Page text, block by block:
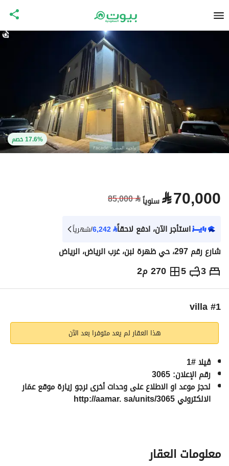
17.6% خصم
⃁70,000 سنوياً⃁
85,000
استأجر الآن، ادفع لاحقاً⃁
6,242/شهرياً
شارع رقم 297، حي ظهرة لبن، غرب الرياض، الرياض
3
5 270 م2 ⃁
70,000سنوياً
الإعلان
villa #1
هذا العقار لم يعد متوفرا بعد الآن
ڤيلا #1
رقم الإعلان: 3065
لحجز موعد او الاطلاع على وحدات أخرى نرجو زيارة موقع عمَار
الالكتروني http://aamar. sa/units/3065
دفعات شهرية:
معلومات العقار